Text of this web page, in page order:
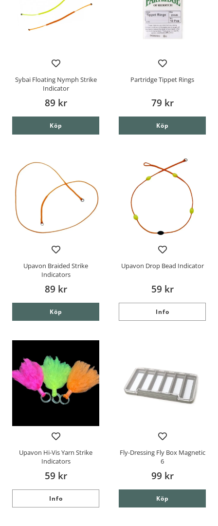
Sybai Floating Nymph Strike
Indicator
89 kr
Köp
Partridge Tippet Rings
79 kr
Köp
Upavon Braided Strike
Indicators
89 kr
Köp
Upavon Drop Bead Indicator
59 kr
Info
Upavon Hi-Vis Yarn Strike
Indicators
59 kr
Info
Fly-Dressing Fly Box Magnetic
6
99 kr
Köp